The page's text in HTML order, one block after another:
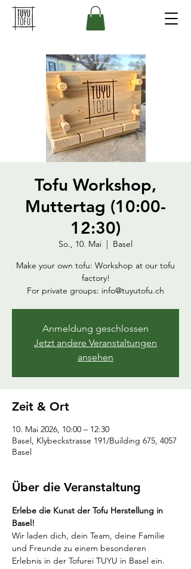
Tofu Workshop,
Muttertag (10:00-
12:30)
So., 10. Mai
  |
Basel
Make your own tofu: Workshop at our tofu
factory!
For private groups: info@tuyutofu.ch
Anmeldung geschlossen
Jetzt andere Veranstaltungen
ansehen
Zeit & Ort
10. Mai 2026, 10:00 – 12:30
Basel, Klybeckstrasse 191/Building 675, 4057
Basel
Über die Veranstaltung
Erlebe die Kunst der Tofu Herstellung in
Basel!
Wir laden dich, dein Team, deine Familie
und Freunde zu einem besonderen
Erlebnis in der Tofurei TUYU in Basel ein.